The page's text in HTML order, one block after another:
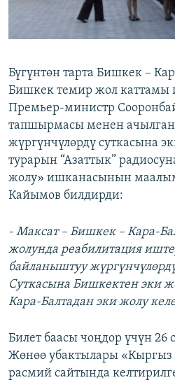
ЭЕ/АРнун бардык сайттары
Бүгүнтөн тарта Бишкек –
Бишкек темир жол каттамы
Премьер-министр
тапшырмасы менен ачылган
жүргүнчүлөрдү суткасына
турарын “Азаттык”
жолу» ишканасынын
Кайымов билдирди:
- Максат – Бишкек – Кара-
жолунда реабилитация
байланыштуу
Суткасына Бишкектен эки
Кара-Балтадан эки жолу
Билет баасы чоңдор үчүн 26
Жөнөө убактылары
расмий сайтында